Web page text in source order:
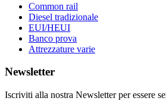
Common rail
Diesel tradizionale
EUI/HEUI
Banco prova
Attrezzature varie
Newsletter
Iscriviti alla nostra Newsletter per essere